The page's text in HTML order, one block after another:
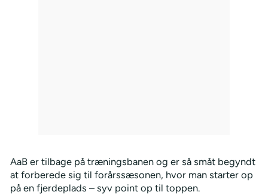
AaB er tilbage på træningsbanen og er så småt begyndt
at forberede sig til forårssæsonen, hvor man starter op
på en fjerdeplads – syv point op til toppen.